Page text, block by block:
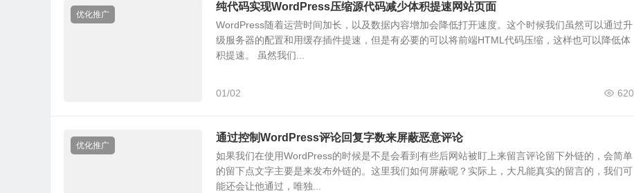
优化推广
纯代码实现WordPress压缩源代码减少体积提速网站页面
WordPress随着运营时间加长，以及数据内容增加会降低打开速度。这个时候我们虽然可以通过升
级服务器的配置和用缓存插件提速，但是有必要的可以将前端HTML代码压缩，这样也可以降低体
积提速。 虽然我们...
01/02 620
优化推广
通过控制WordPress评论回复字数来屏蔽恶意评论
如果我们在使用WordPress的时候是不是会看到有些后网站被盯上来留言评论留下外链的，会简单
的留下点文字主要是来发布外链的。这里我们如何屏蔽呢？实际上，大凡能真实的留言的，我们可
能还会让他通过，唯独...